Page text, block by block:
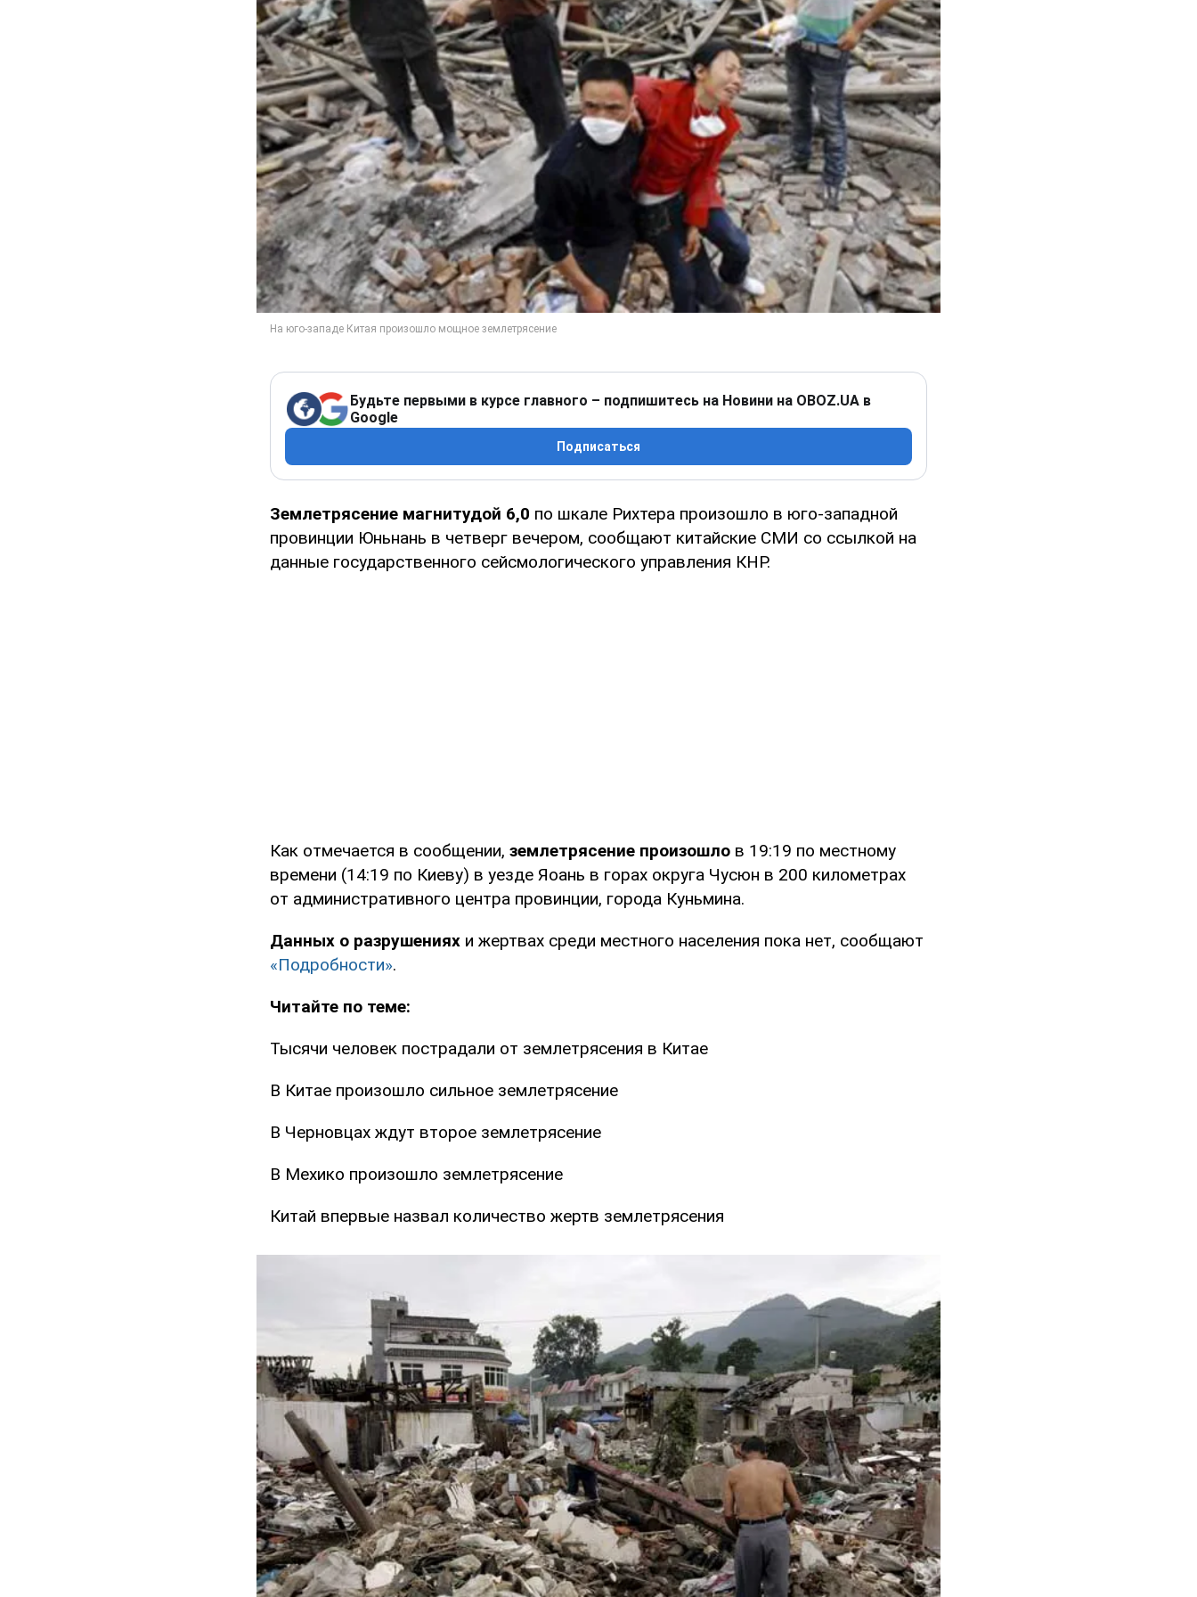
Будьте первыми в курсе главного – подпишитесь на Новини на OBOZ.UA в
Google
Подписаться
Землетрясение магнитудой 6,0 по шкале Рихтера произошло в юго-западной
провинции Юньнань в четверг вечером, сообщают китайские СМИ со ссылкой на
данные государственного сейсмологического управления КНР.
Как отмечается в сообщении, землетрясение произошло в 19:19 по местному
времени (14:19 по Киеву) в уезде Яоань в горах округа Чусюн в 200 километрах
от административного центра провинции, города Куньмина.
Данных о разрушениях и жертвах среди местного населения пока нет, сообщают
«Подробности».
Читайте по теме:
Тысячи человек пострадали от землетрясения в Китае
В Китае произошло сильное землетрясение
В Черновцах ждут второе землетрясение
В Мехико произошло землетрясение
Китай впервые назвал количество жертв землетрясения